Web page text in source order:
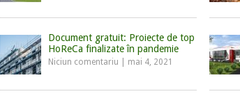
Document gratuit: Proiecte de top
HoReCa finalizate în pandemie
Niciun comentariu mai 4, 2021